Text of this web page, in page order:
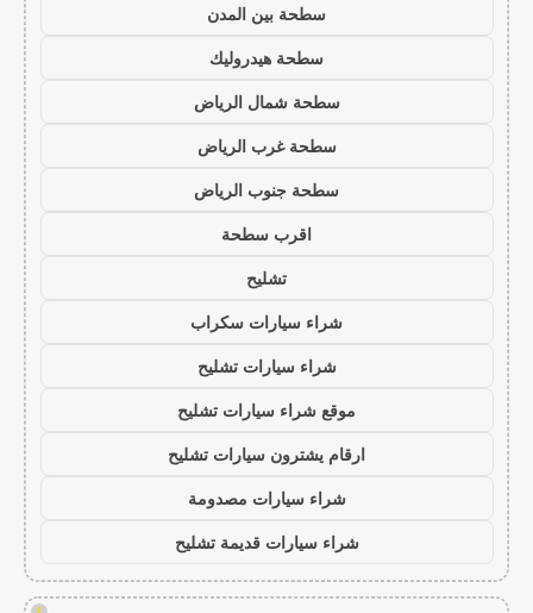
سطحة بين المدن
سطحة هيدروليك
سطحة شمال الرياض
سطحة غرب الرياض
سطحة جنوب الرياض
اقرب سطحة
تشليح
شراء سيارات سكراب
شراء سيارات تشليح
موقع شراء سيارات تشليح
ارقام يشترون سيارات تشليح
شراء سيارات مصدومة
شراء سيارات قديمة تشليح